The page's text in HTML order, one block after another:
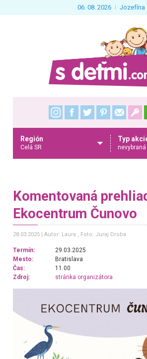
06. 08. 2026 Jozefína
Región
Celá SR
Typ
nevybraná
Komentovaná
Ekocentrum Čunovo
28.03.2025 Autor: Laura , Foto: Juraj Droba
Termín:
29.03.2025
Mesto:
Bratislava
Čas:
11.00
Zdroj:
stránka organizátora